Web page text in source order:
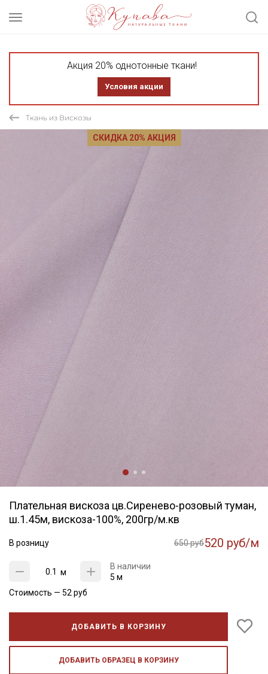
Акция 20% однотонные ткани!
Условия акции
Ткань из Вискозы
СКИДКА 20% АКЦИЯ
Плательная вискоза цв.Сиренево-розовый туман,
ш.1.45м, вискоза-100%, 200гр/м.кв
В розницу 650 руб520 руб/м
м
В наличии
5 м
Стоимость — 52 руб
ДОБАВИТЬ В КОРЗИНУ
ДОБАВИТЬ ОБРАЗЕЦ В КОРЗИНУ